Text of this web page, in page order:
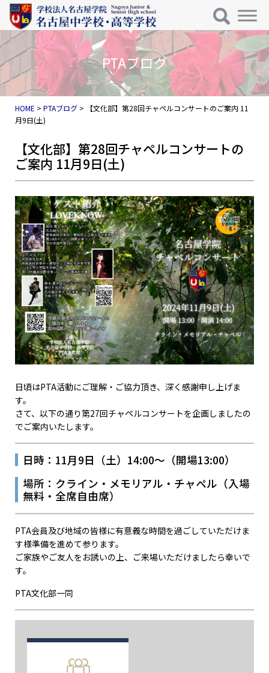
コンテンツへスキップ
メインナビゲーション
HOME >PTAブログ >
【文化部】第28回チャペルコンサートのご案内 11
月9日(土)
【文化部】第28回チャペルコンサートの
ご案内 11月9日(土)
日頃はPTA活動にご理解・ご協力頂き、深く感謝申し上げま
す。
さて、以下の通り第27回チャペルコンサートを企画しましたの
でご案内いたします。
日時：11月9日（土）14:00～（開場13:00）
場所：クライン・メモリアル・チャペル（入場
無料・全席自由席）
PTA会員及び地域の皆様に有意義な時間を過ごしていただけま
す様準備を進めて参ります。
ご家族やご友人をお誘いの上、ご来場いただけましたら幸いで
す。
PTA文化部一同